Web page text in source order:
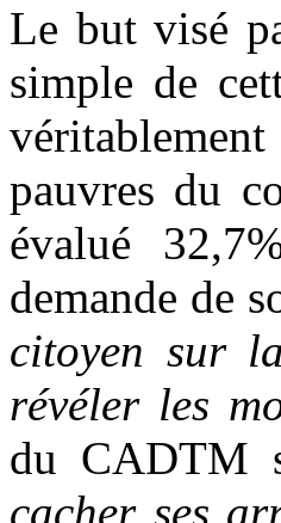
Le but visé
simple de
pauvres du
évalué
demande de
citoyen sur
révéler les
du CADTM
cacher ses